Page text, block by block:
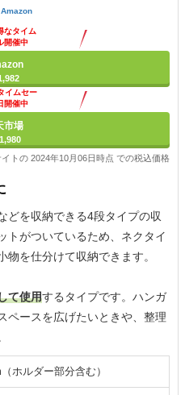
Amazon
なタイム
開催中
イムセー
開催中
市場
トの 2024年10月06日時点 での税込価格
どを収納できる4段タイプの収
トがついているため、ネクタイ
を仕分けて収納できます。
て使用するタイプです。ハンガ
ペースを広げたいときや、整理
ホルダー部分含む）